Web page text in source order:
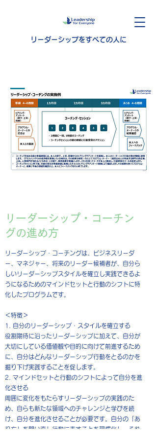
リーダーシップをすべての人に
​リーダーシップ・コーチン
グの進め方
リーダーシップ・コーチングは、ビジネスリーダ
ー、マネジャー、将来のリーダー候補者が、自分ら
しいリーダーシップスタイルを確立し実践できるよ
うになるためのマインドセットと行動のシフトに特
化したプログラムです。
＜特徴＞
1. 自分のリーダーシップ・スタイルを確立する
役割期待に沿ったリーダーシップに加えて、自分が
大切にしている価値観や目的に向けて前進するため
に、自分はどんなリーダーシップ行動をとるのかを
掘り下げ実践することを促します。
2. マインドセットと行動のシフトによって自分を進
化させる
周囲に変化をもたらすリーダーシップの実践のた
め、自らも新たな領域へのチャレンジと学びを続
け、自分を進化させることが必要です。自分の「あ
り方」を問い直し行動に表すことを習慣化し、それ